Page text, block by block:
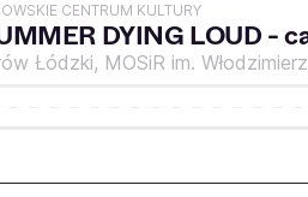
CENTRUM KULTURY
DYING LOUD -
Łódzki, MOSiR im.